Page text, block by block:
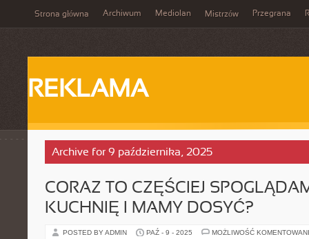
Strona główna Archiwum Mediolan Mistrzów Przegrana
REKLAMA
Archive for 9 października, 2025
CORAZ TO CZĘŚCIEJ
KUCHNIĘ I MAMY DOSYĆ?
POSTED BY ADMIN PAŹ - 9 - 2025 MOŻLIWOŚĆ